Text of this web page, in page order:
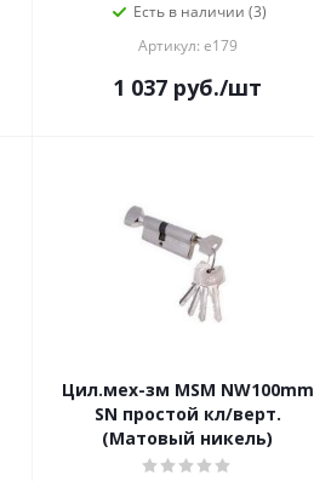
Есть в наличии (3)
Артикул: е179
1 037 руб./шт
Цил.мех-зм MSM NW100mm
SN простой кл/верт.
(Матовый никель)